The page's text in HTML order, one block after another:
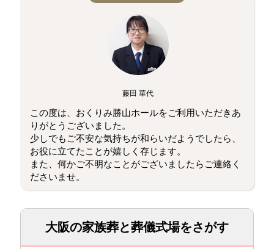
藤田 華代
この度は、おくりみ勝山ホールをご利用いただきあ
りがとうございました。
少しでもご不安な気持ちが和らいだようでしたら、
お役に立てたことが嬉しく存じます。
また、何かご不明なことがございましたらご連絡く
ださいませ。
大阪の家族葬と葬儀式場をさがす